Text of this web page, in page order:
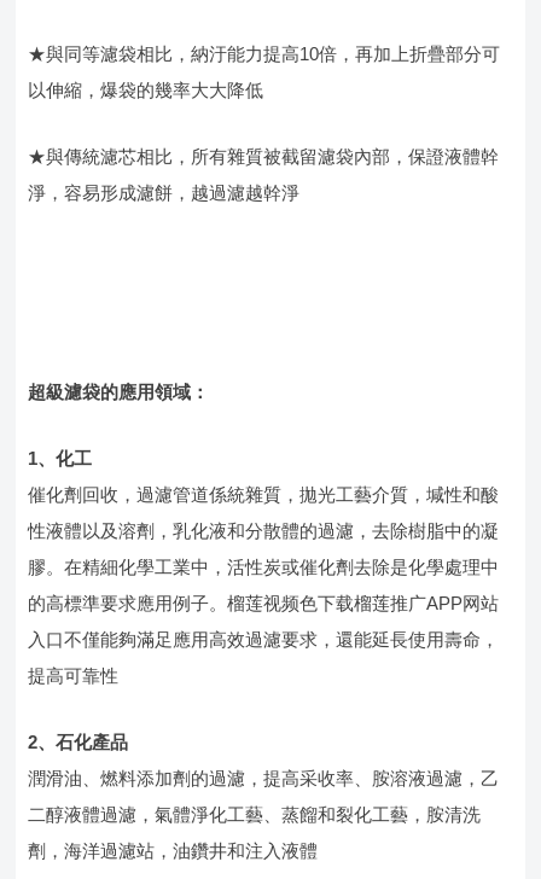
★與同等濾袋相比，納汙能力提高10倍，再加上折疊部分可
以伸縮，爆袋的幾率大大降低
★與傳統濾芯相比，所有雜質被截留濾袋內部，保證液體幹
淨，容易形成濾餅，越過濾越幹淨
超級濾袋的應用領域：
1、化工
催化劑回收，過濾管道係統雜質，拋光工藝介質，堿性和酸
性液體以及溶劑，乳化液和分散體的過濾，去除樹脂中的凝
膠。在精細化學工業中，活性炭或催化劑去除是化學處理中
的高標準要求應用例子。榴莲视频色下载榴莲推广APP网站
入口不僅能夠滿足應用高效過濾要求，還能延長使用壽命，
提高可靠性
2、石化產品
潤滑油、燃料添加劑的過濾，提高采收率、胺溶液過濾，乙
二醇液體過濾，氣體淨化工藝、蒸餾和裂化工藝，胺清洗
劑，海洋過濾站，油鑽井和注入液體